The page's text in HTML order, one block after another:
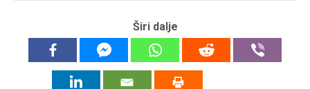
Širi dalje